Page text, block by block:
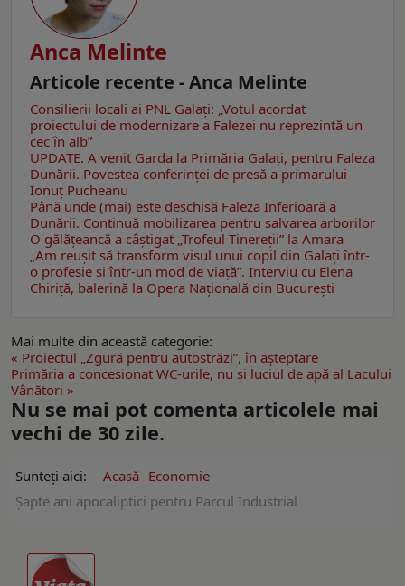
Anca Melinte
Articole recente - Anca Melinte
Consilierii locali ai PNL Galaţi: „Votul acordat
proiectului de modernizare a Falezei nu reprezintă un
cec în alb”
UPDATE. A venit Garda la Primăria Galaţi, pentru Faleza
Dunării. Povestea conferinţei de presă a primarului
Ionuţ Pucheanu
Până unde (mai) este deschisă Faleza Inferioară a
Dunării. Continuă mobilizarea pentru salvarea arborilor
O gălăţeancă a câştigat „Trofeul Tinereții” la Amara
„Am reușit să transform visul unui copil din Galați într-
o profesie și într-un mod de viață”. Interviu cu Elena
Chiriţă, balerină la Opera Naţională din Bucureşti
Mai multe din această categorie:
« Proiectul „Zgură pentru autostrăzi”, în aşteptare
Primăria a concesionat WC-urile, nu şi luciul de apă al Lacului
Vânători »
Nu se mai pot comenta articolele mai
vechi de 30 zile.
Sunteți aici: Acasă Economie
Şapte ani apocaliptici pentru Parcul Industrial